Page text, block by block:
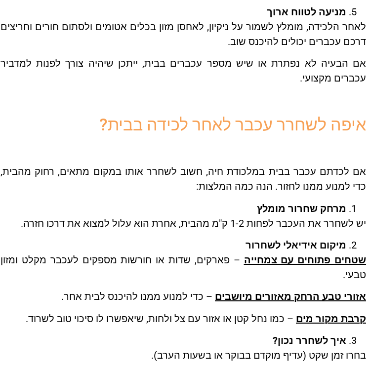
מניעה לטווח ארוך
לאחר הלכידה, מומלץ לשמור על ניקיון, לאחסן מזון בכלים אטומים ולסתום חורים וחריצים
דרכם עכברים יכולים להיכנס שוב.
אם הבעיה לא נפתרת או שיש מספר עכברים בבית, ייתכן שיהיה צורך לפנות למדביר
עכברים מקצועי.
איפה לשחרר עכבר לאחר לכידה בבית?
אם לכדתם עכבר בבית במלכודת חיה, חשוב לשחרר אותו במקום מתאים, רחוק מהבית,
כדי למנוע ממנו לחזור. הנה כמה המלצות:
מרחק שחרור מומלץ
יש לשחרר את העכבר לפחות 1-2 ק"מ מהבית, אחרת הוא עלול למצוא את דרכו חזרה.
מיקום אידיאלי לשחרור
שטחים פתוחים עם צמחייה – פארקים, שדות או חורשות מספקים לעכבר מקלט ומזון
טבעי.
אזורי טבע הרחק מאזורים מיושבים – כדי למנוע ממנו להיכנס לבית אחר.
קרבת מקור מים – כמו נחל קטן או אזור עם צל ולחות, שיאפשרו לו סיכוי טוב לשרוד.
איך לשחרר נכון?
בחרו זמן שקט (עדיף מוקדם בבוקר או בשעות הערב).